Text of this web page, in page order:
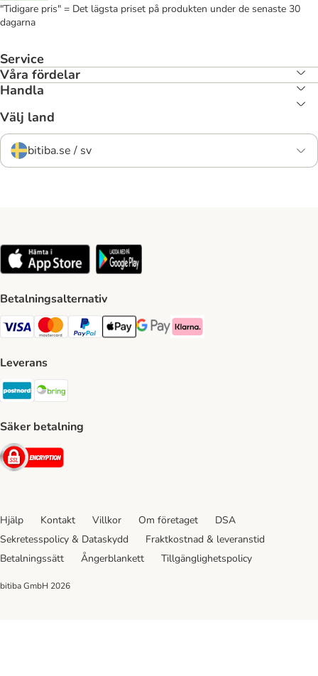
"Tidigare pris" = Det lägsta priset på produkten under de senaste 30
dagarna
Service
Våra fördelar
Handla
Välj land
bitiba.se / sv
Betalningsalternativ
VISA Payment Method
Mastercard Payment Method
Paypal Payment Method
Apple Pay Payment Method
Google Pay Payment Method
Klarna Payment Method
Leverans
Postnord Shipping Method
Säker betalning
Security
Hjälp Kontakt Villkor Om företaget
DSA
Sekretesspolicy & Dataskydd
Fraktkostnad & leveranstid
Betalningssätt
Ångerblankett Tillgänglighetspolicy
bitiba GmbH 2026